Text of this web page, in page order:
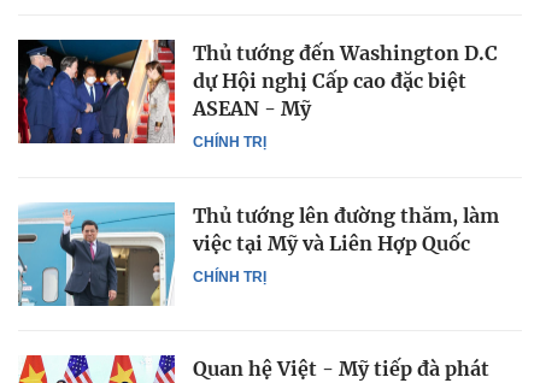
CHÍNH TRỊ
Thủ tướng đến Washington D.C
dự Hội nghị Cấp cao đặc biệt
ASEAN - Mỹ
CHÍNH TRỊ
Thủ tướng lên đường thăm, làm
việc tại Mỹ và Liên Hợp Quốc
Quan hệ Việt - Mỹ tiếp đà phát